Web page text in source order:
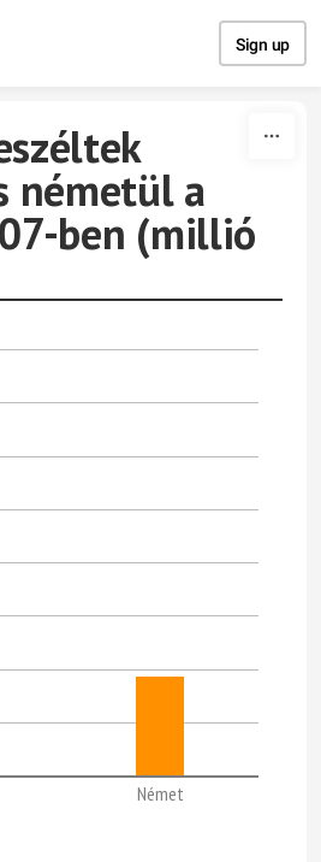
Sign up
németül a
ben (millió
Német